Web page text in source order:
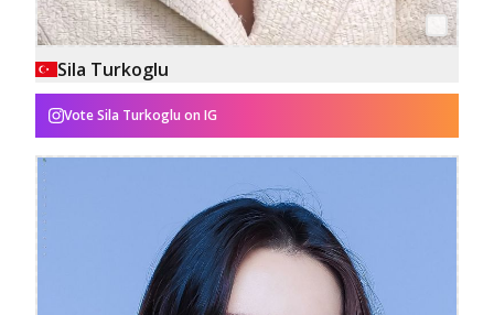
Sila Turkoglu
VoteSila Turkoglu on IG